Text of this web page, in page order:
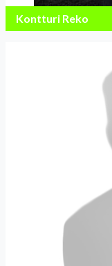
Kontturi Reko